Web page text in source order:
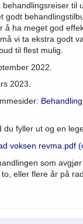
behandlingsreiser til
godt
å ha meget god
vi ta ekstra godt
til flest mulig.
2022.
2023.
fyller ut og en
voksen revma.pdf
som
eller flere år på